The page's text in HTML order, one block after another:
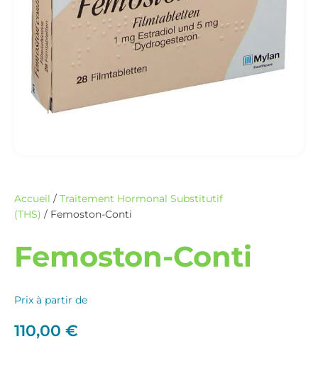
Accueil / Traitement Hormonal Substitutif
(THS) / Femoston-Conti
Femoston-Conti
Prix à partir de
110,00 €